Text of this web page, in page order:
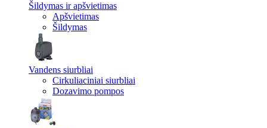
Šildymas ir apšvietimas
Apšvietimas
Šildymas
Vandens siurbliai
Cirkuliaciniai siurbliai
Dozavimo pompos